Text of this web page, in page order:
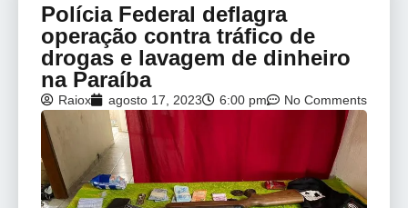
Polícia Federal deflagra
operação contra tráfico de
drogas e lavagem de dinheiro
na Paraíba
Raiox agosto 17, 2023 6:00 pm No Comments